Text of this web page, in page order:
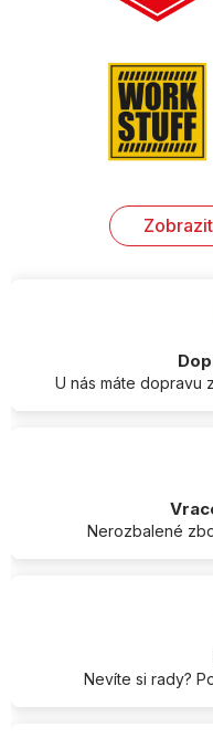
U nás máte dopravu
Nerozbalené
Nevíte si rady?